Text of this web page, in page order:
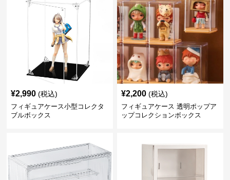
¥2,990 (税込)
フィギュアケース小型コレクタ
ブルボックス
¥2,200 (税込)
フィギュアケース 透明ポップア
ップコレクションボックス